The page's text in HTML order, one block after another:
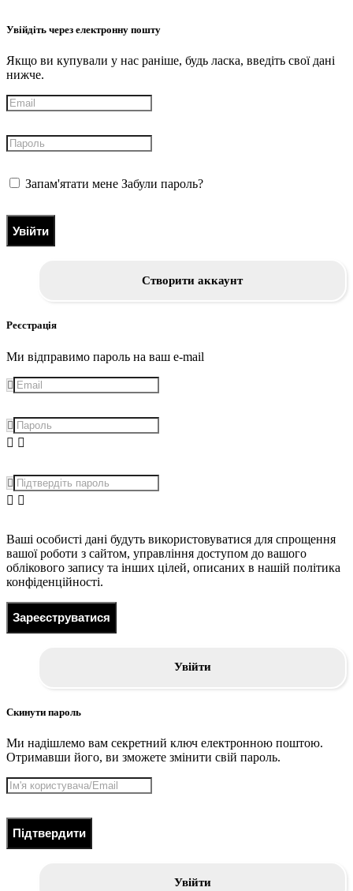
Увійдіть через електронну пошту
Якщо ви купували у нас раніше, будь ласка, введіть свої дані
нижче.
Запам'ятати мене Забули пароль?
Увійти
Створити аккаунт
Реєстрація
Ми відправимо пароль на ваш e-mail
Ваші особисті дані будуть використовуватися для спрощення
вашої роботи з сайтом, управління доступом до вашого
облікового запису та інших цілей, описаних в нашій політика
конфіденційності.
Зареєструватися
Увійти
Скинути пароль
Ми надішлемо вам секретний ключ електронною поштою.
Отримавши його, ви зможете змінити свій пароль.
Підтвердити
Увійти